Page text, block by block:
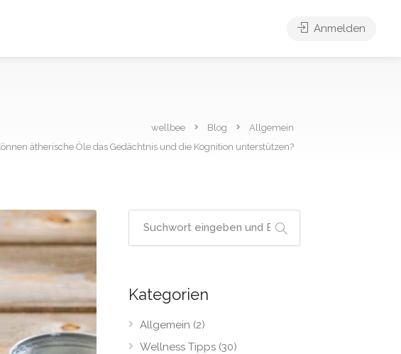
Anmelden
wellbee Blog
Allgemein
ätherische Öle das Gedächtnis und die Kognition unterstützen?
Kategorien
Allgemein (2)
Wellness Tipps(30)